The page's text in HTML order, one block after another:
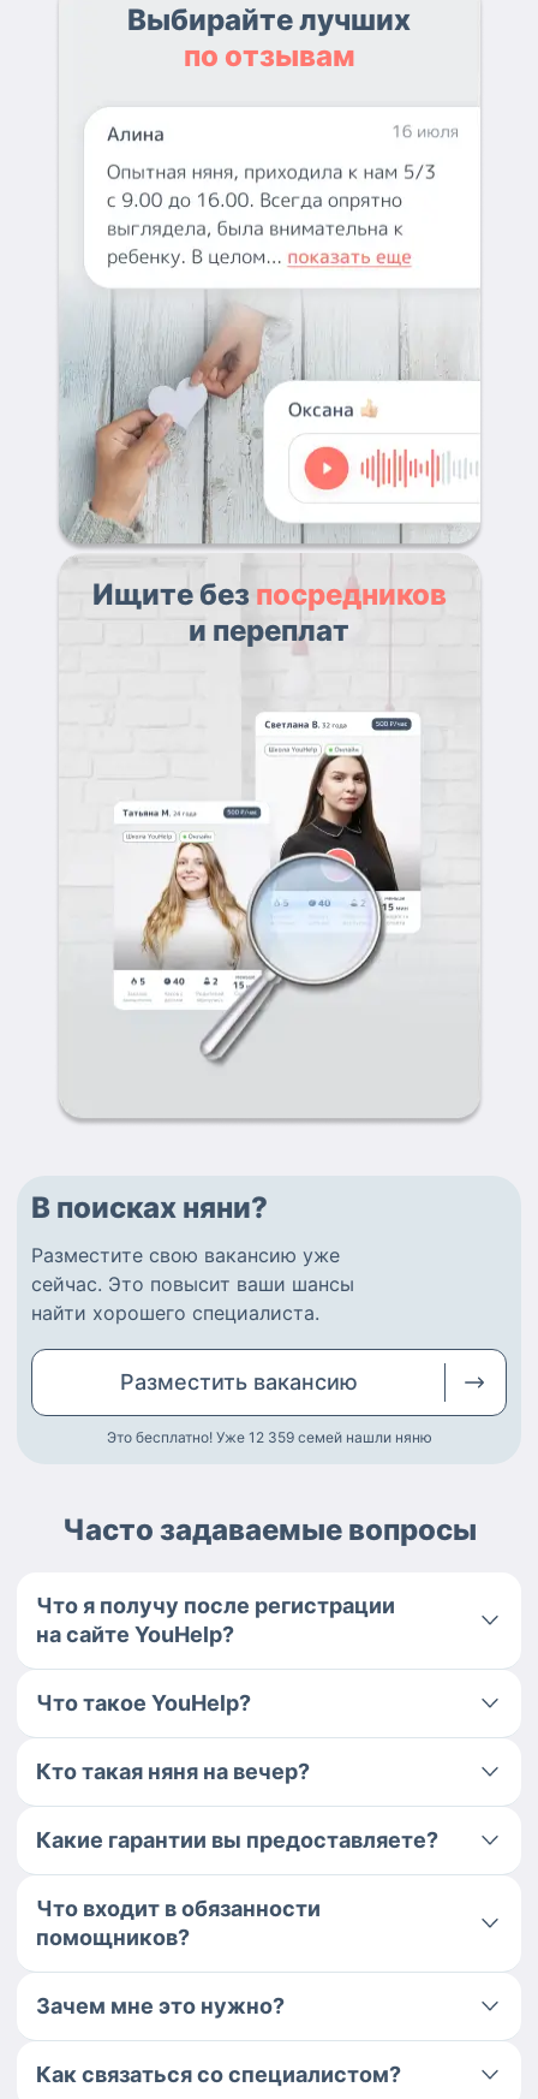
Выбирайте лучших
по отзывам
Ищите без посредников
и переплат
В поисках няни?
Разместите свою вакансию уже
сейчас. Это повысит ваши шансы
найти хорошего специалиста.
Разместить вакансию
Это бесплатно! Уже 12 359 семей нашли няню
Часто задаваемые вопросы
Что я получу после регистрации
на сайте YouHelp?
Что такое YouHelp?
Кто такая няня на вечер?
Какие гарантии вы предоставляете?
Что входит в обязанности
помощников?
Зачем мне это нужно?
Как связаться со специалистом?